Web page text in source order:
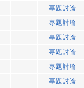
專題討論
專題討論
專題討論
專題討論
專題討論
專題討論